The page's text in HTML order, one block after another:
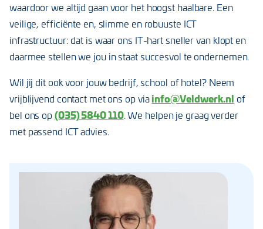
waardoor we altijd gaan voor het hoogst haalbare. Een
veilige, efficiënte en, slimme en robuuste ICT
infrastructuur: dat is waar ons IT-hart sneller van klopt en
daarmee stellen we jou in staat succesvol te ondernemen.
Wil jij dit ook voor jouw bedrijf, school of hotel? Neem
vrijblijvend contact met ons op viainfo@Veldwerk.nl of
bel ons op(035) 5840 110. We helpen je graag verder
met passend ICT advies.